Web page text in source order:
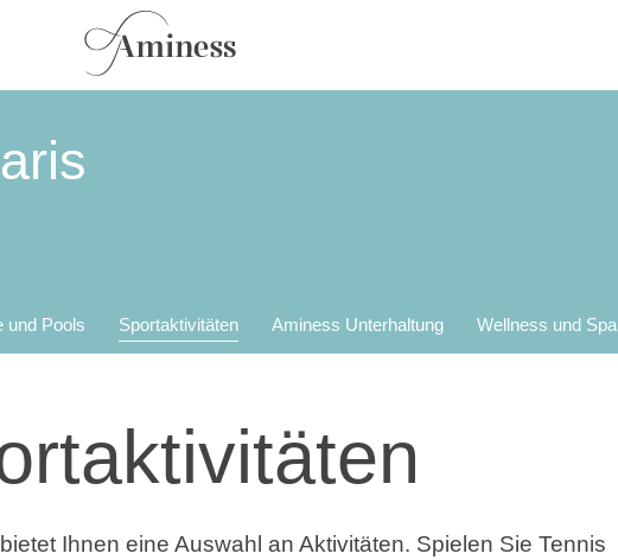
und Pools Sportaktivitäten Aminess Unterhaltung Wellness und Spa
Ihnen eine Auswahl an Aktivitäten. Spielen Sie Tennis